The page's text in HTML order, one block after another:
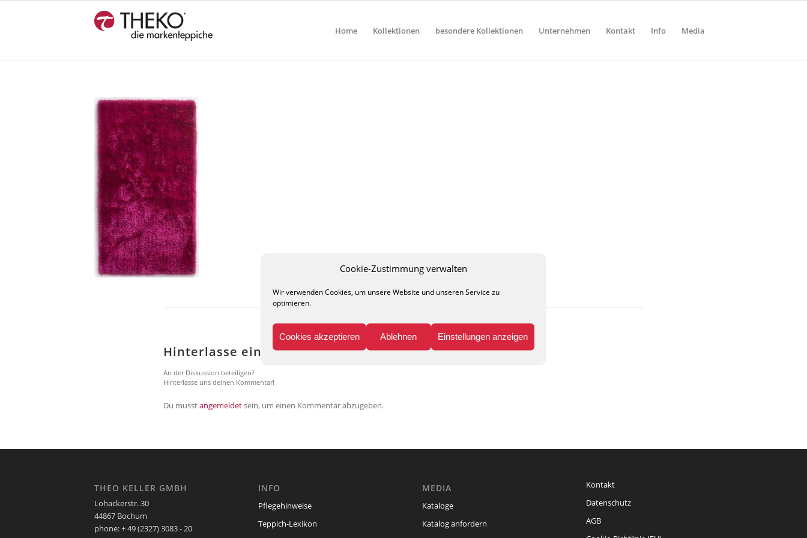
Cookie-Zustimmung verwalten
Wir verwenden Cookies, um unsere Website und unseren Service zu
optimieren.
Cookies akzeptieren Ablehnen Einstellungen anzeigen
Home Kollektionen besondere Kollektionen Unternehmen Kontakt Info Media
Hinterlasse einen Kommentar
An der Diskussion beteiligen?
Hinterlasse uns deinen Kommentar!
Du musstangemeldetsein, um einen Kommentar abzugeben.
THEO KELLER GMBH
Lohackerstr. 30
44867 Bochum
phone: + 49 (2327) 3083 - 20
INFO
Pflegehinweise
Teppich-Lexikon
MEDIA
Kataloge
Katalog anfordern
Kontakt
Datenschutz
AGB